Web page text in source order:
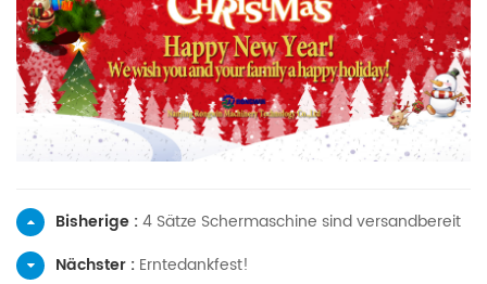
Bisherige :4 Sätze Schermaschine sind versandbereit
Nächster : Erntedankfest!